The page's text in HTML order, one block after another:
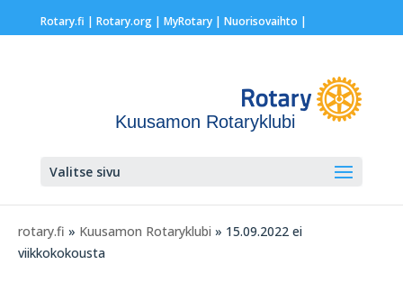
Rotary.fi | Rotary.org| MyRotary | Nuorisovaihto |
Kuusamon Rotaryklubi
Valitse sivu
rotary.fi » Kuusamon Rotaryklubi » 15.09.2022 ei
viikkokokousta